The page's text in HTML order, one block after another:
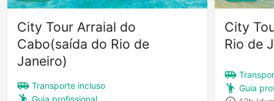
City Tour Arraial do
Cabo(saída do Rio de
Janeiro)
Transporte incluso
City
Rio de
Guia